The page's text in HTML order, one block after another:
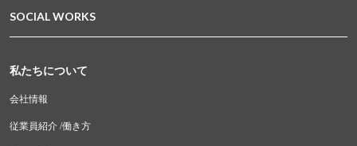
SOCIAL WORKS
私たちについて
会社情報
従業員紹介 /働き方